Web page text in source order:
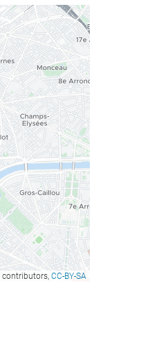
contributors, CC-BY-SA